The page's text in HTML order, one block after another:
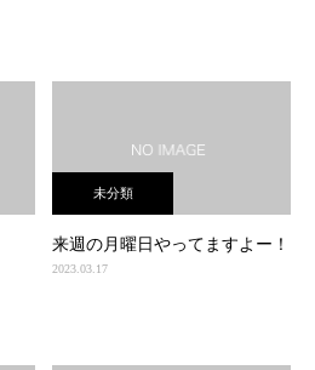
未分類
来週の月曜日やってますよー！
2023.03.17